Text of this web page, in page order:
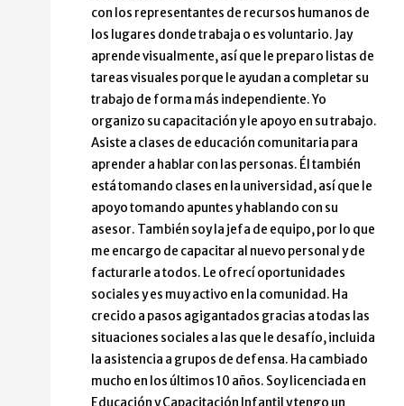
con los representantes de recursos humanos de
los lugares donde trabaja o es voluntario. Jay
aprende visualmente, así que le preparo listas de
tareas visuales porque le ayudan a completar su
trabajo de forma más independiente. Yo
organizo su capacitación y le apoyo en su trabajo.
Asiste a clases de educación comunitaria para
aprender a hablar con las personas. Él también
está tomando clases en la universidad, así que le
apoyo tomando apuntes y hablando con su
asesor. También soy la jefa de equipo, por lo que
me encargo de capacitar al nuevo personal y de
facturarle a todos. Le ofrecí oportunidades
sociales y es muy activo en la comunidad. Ha
crecido a pasos agigantados gracias a todas las
situaciones sociales a las que le desafío, incluida
la asistencia a grupos de defensa. Ha cambiado
mucho en los últimos 10 años. Soy licenciada en
Educación y Capacitación Infantil y tengo un